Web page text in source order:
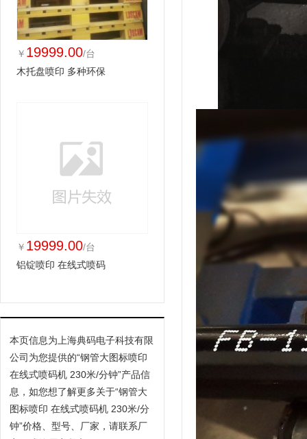
￥ 19999.00/台
木托盘喷印 多种环保
￥ 19999.00/台
铝锭喷印 在线式喷码
本页信息为上海典码电子科技有限
公司为您提供的“钢管大图标喷印
在线式喷码机 230米/分钟”产品信
息，如您想了解更多关于“钢管大
图标喷印 在线式喷码机 230米/分
钟”价格、型号、厂家，请联系厂